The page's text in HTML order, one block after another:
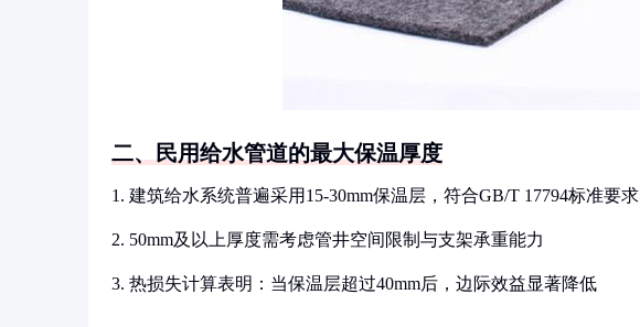
二、民用给水管道的最大保温厚度
1. 建筑给水系统普遍采用15-30mm保温层，符合GB/T 17794标准要求
2. 50mm及以上厚度需考虑管井空间限制与支架承重能力
3. 热损失计算表明：当保温层超过40mm后，边际效益显著降低